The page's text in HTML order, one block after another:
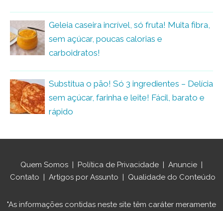
Geleia caseira incrível, só fruta! Muita fibra,
sem açúcar, poucas calorias e
carboidratos!
Substitua o pão! Só 3 ingredientes – Delícia
sem açúcar, farinha e leite! Fácil, barato e
rápido
Quem Somos Política de Privacidade Anuncie
Contato
Artigos por Assunto Qualidade do Conteúdo
"As informações contidas neste site têm caráter meramente